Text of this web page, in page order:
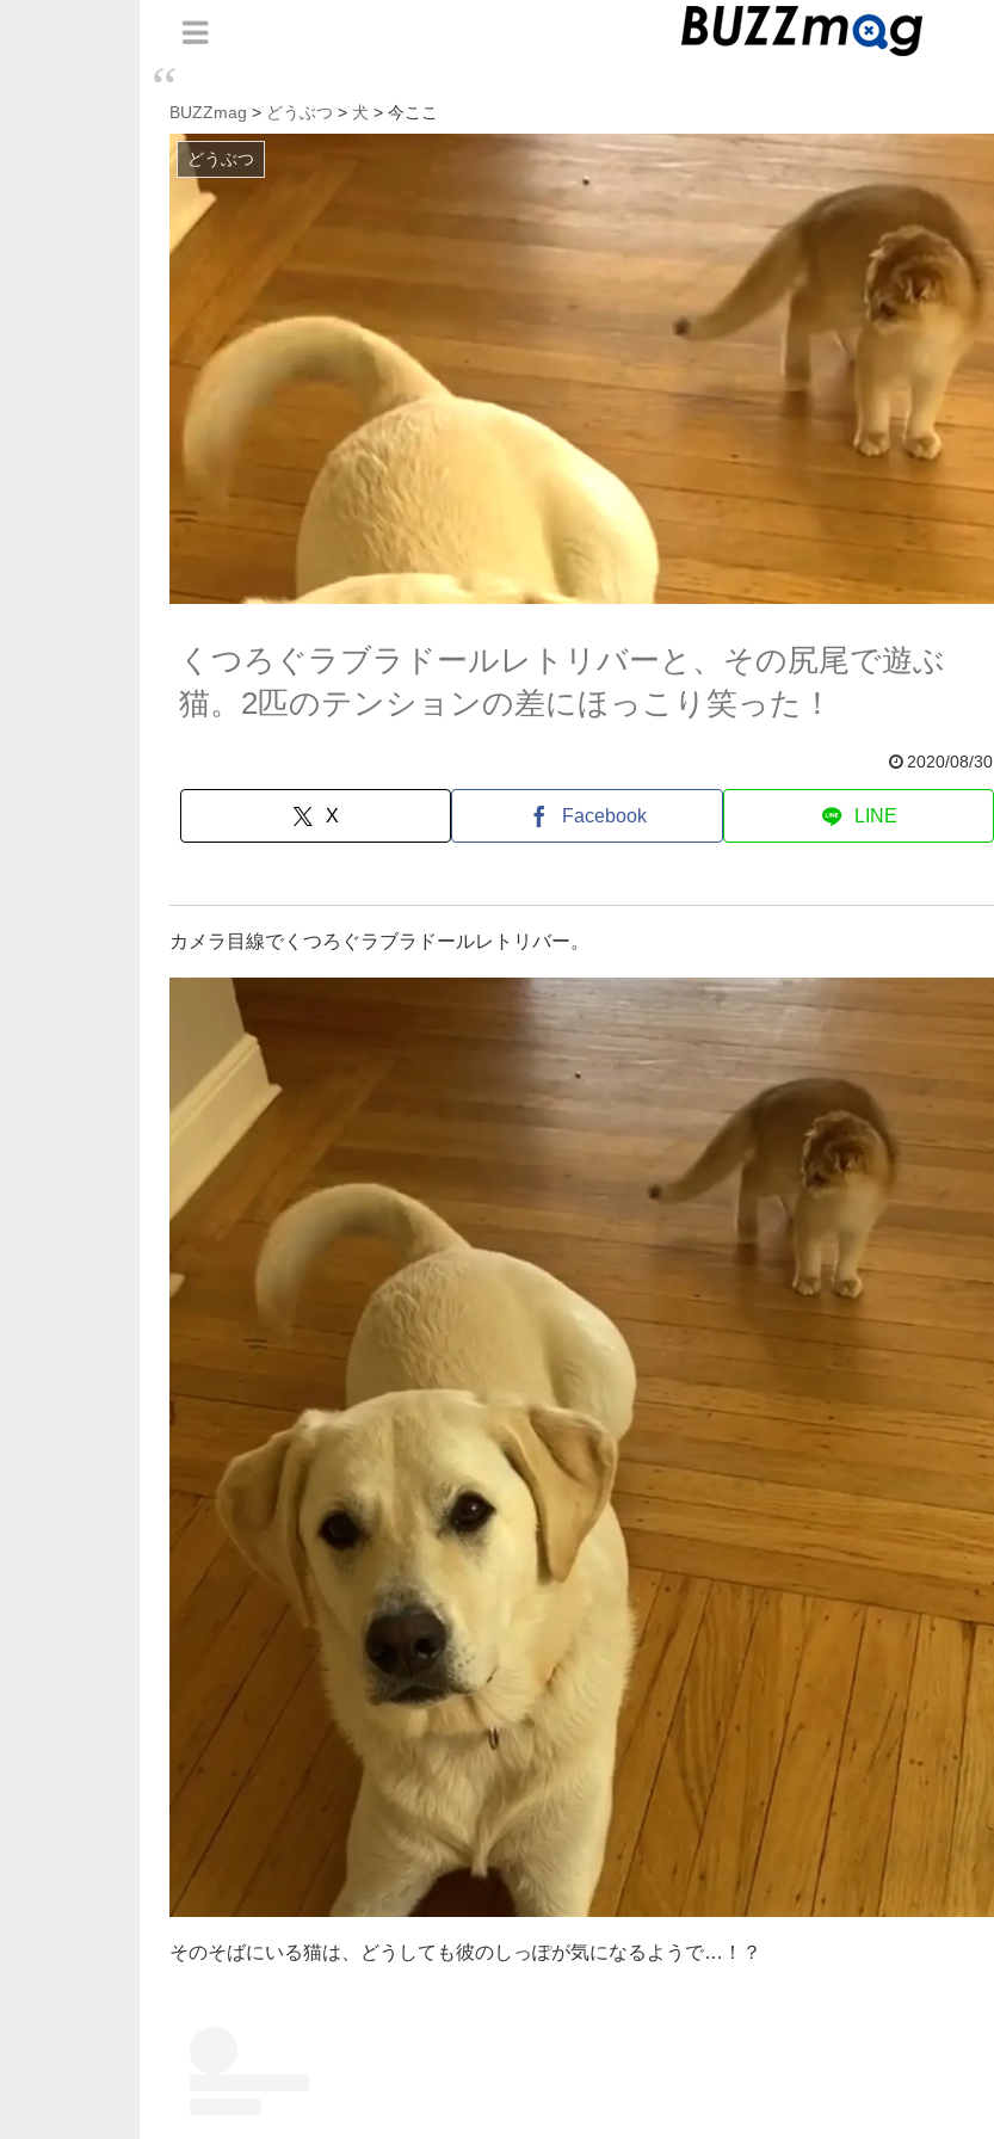
BUZZmag > どうぶつ > 犬 > 今ここ
どうぶつ
くつろぐラブラドールレトリバーと、その尻尾で遊ぶ
猫。2匹のテンションの差にほっこり笑った！
2020/08/30
X Facebook LINE
カメラ目線でくつろぐラブラドールレトリバー。
そのそばにいる猫は、どうしても彼のしっぽが気になるようで…！？